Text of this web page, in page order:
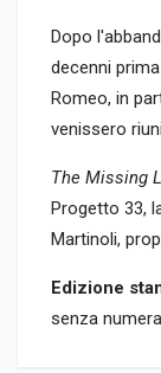
Dopo
decenni
Romeo, in
venissero
The Missing
Progetto 33,
Martinoli,
Edizione
senza